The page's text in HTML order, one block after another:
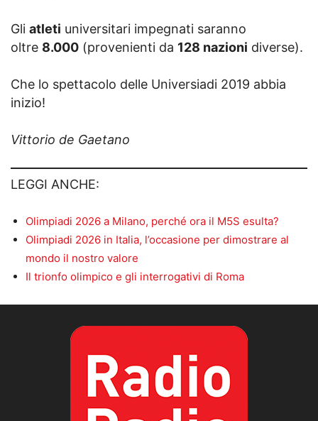
Gli atleti universitari impegnati saranno
oltre 8.000 (provenienti da 128 nazioni diverse).
Che lo spettacolo delle Universiadi 2019 abbia
inizio!
Vittorio de Gaetano
LEGGI ANCHE:
Olimpiadi 2026 a Milano, perché ora il M5S esulta?
Olimpiadi 2026 in Italia, l’occasione per dimostrare al
mondo il nostro valore
Il trionfo olimpico e gli interrogativi di Roma